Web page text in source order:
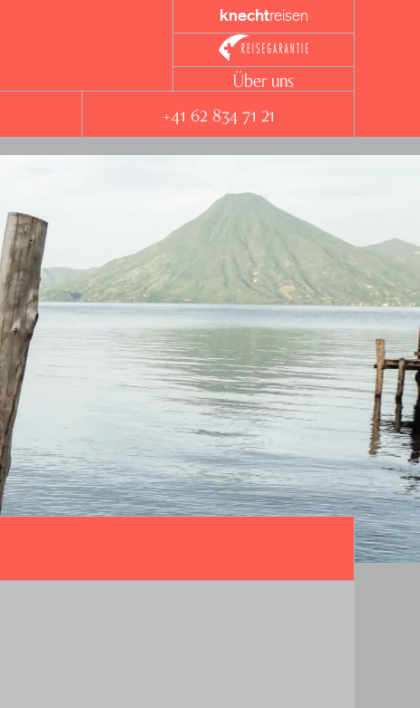
knechtreisen
Über uns
+41 62 834 71 21